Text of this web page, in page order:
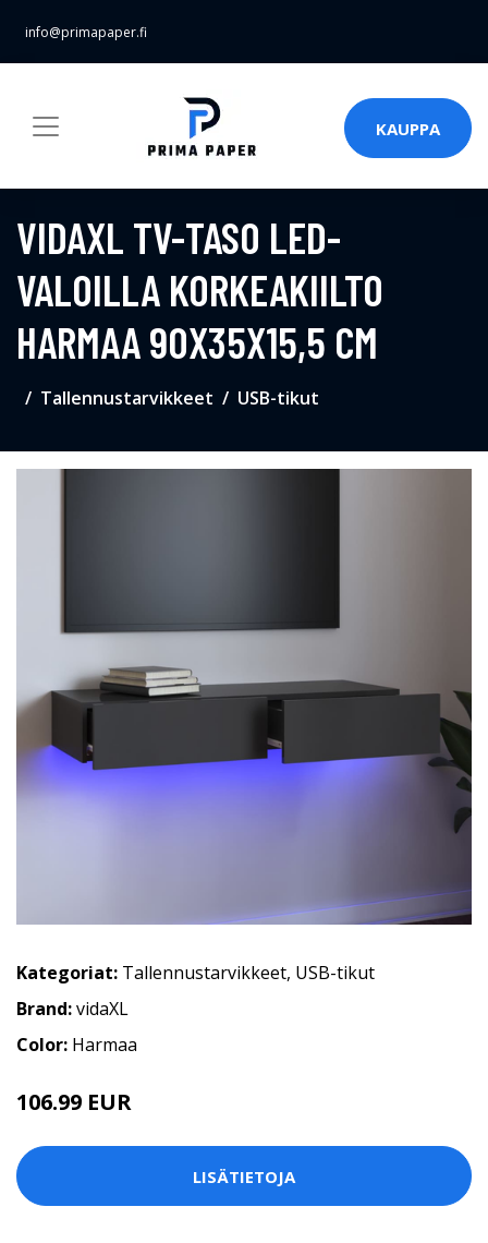
info@primapaper.fi
KAUPPA
VIDAXL TV-TASO LED-
VALOILLA KORKEAKIILTO
HARMAA 90X35X15,5 CM
Tallennustarvikkeet USB-tikut
Kategoriat: Tallennustarvikkeet, USB-tikut
Brand:vidaXL
Color: Harmaa
106.99 EUR
LISÄTIETOJA